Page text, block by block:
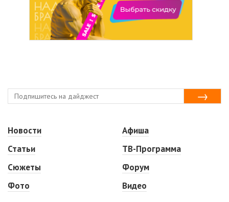
Новости
Статьи
Сюжеты
Фото
Афиша
ТВ-Программа
Форум
Видео